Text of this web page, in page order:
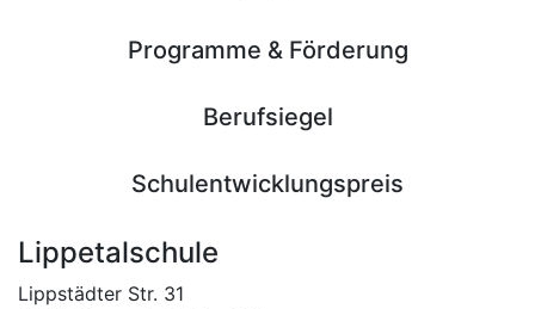
Programme & Förderung
Berufsiegel
Schulentwicklungspreis
Lippetalschule
Lippstädter Str. 31